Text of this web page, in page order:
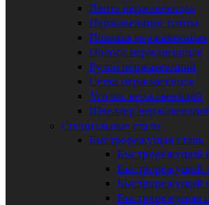
Лента нержавеющая
Нержавеющие плиты
Поковка нержавеющая
Полоса нержавеющая
Рулон нержавеющий
Сетка нержавеющая
Уголок нержавеющий
Швеллер
Специальные стали
Быстрорежущая сталь
Быстрорежущий
Быстрорежущий
Быстрорежущий
Быстрорежущая